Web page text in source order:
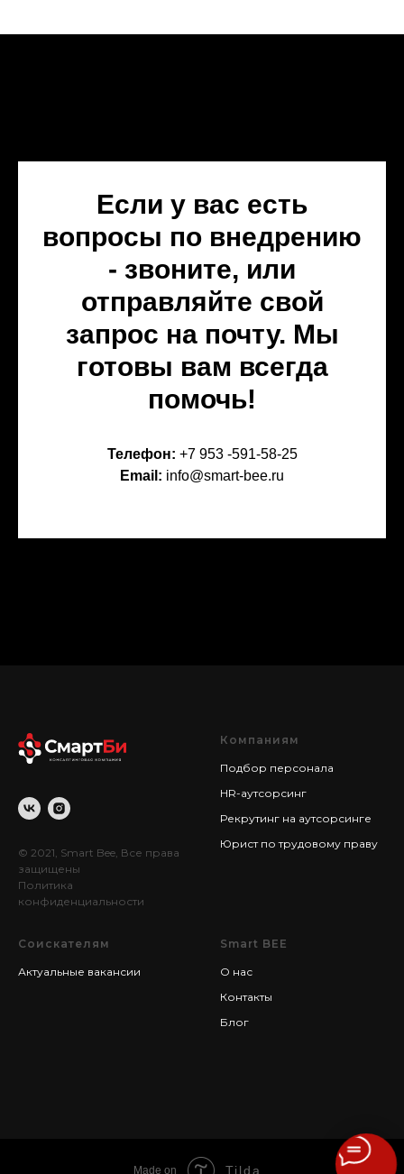
Если у вас есть
вопросы по внедрению
- звоните, или
отправляйте свой
запрос на почту. Мы
готовы вам всегда
помочь!
Телефон: +7 953 -591-58-25
Email: info@smart-bee.ru
© 2021, Smart Bee, Все права
защищены
Политика
конфиденциальности
Компаниям
Подбор персонала
HR-аутсорсинг
Рекрутинг на аутсорсинге
Юрист по трудовому праву
Соискателям
Актуальные вакансии
Smart BEE
О нас
Контакты
Блог
Made on Tilda